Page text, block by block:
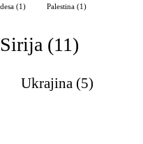
Odesa (1) palestina (1)
Sirija (11)
Ukrajina (5)